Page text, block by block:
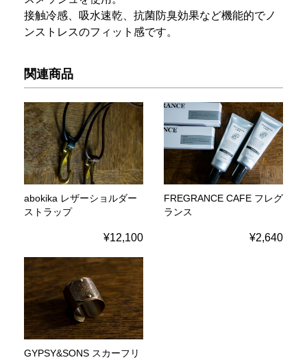
接触冷感、吸水速乾、抗菌防臭効果など機能的でノ
ンストレスのフィット感です。
関連商品
abokika レザーショルダー
ストラップ
¥12,100
FREGRANCE CAFE フレグ
ランス
¥2,640
GYPSY&SONS スカーフリ